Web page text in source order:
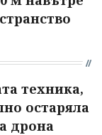
техника,
остаряла
дрона